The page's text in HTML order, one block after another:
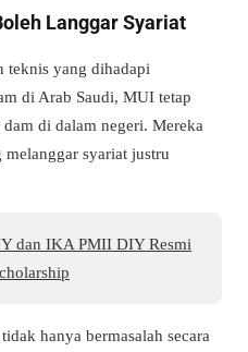
Langgar Syariat
teknis yang dihadapi
di Arab Saudi, MUI tetap
di dalam negeri. Mereka
melanggar syariat justru
dan IKA PMII DIY Resmi
hanya bermasalah secara